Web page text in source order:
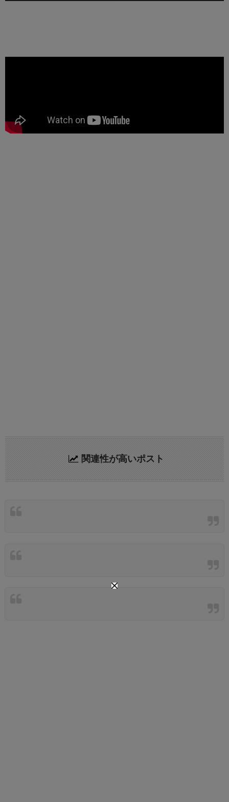
関連性が高いポスト